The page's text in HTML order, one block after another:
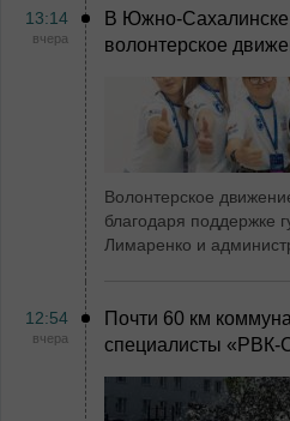
13:14
вчера
В Южно-Сахалинске
волонтерское
Волонтерское
благодаря поддержке
Лимаренко и
12:54
вчера
Почти 60 км
специалисты